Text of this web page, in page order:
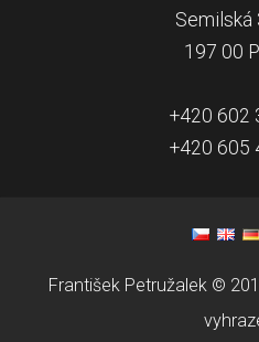
197 00
+420 602
+420 605
František Petružalek ©